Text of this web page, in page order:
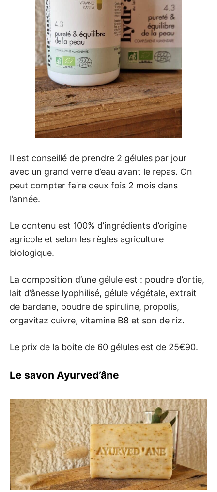
Il est conseillé de prendre 2 gélules par jour
avec un grand verre d’eau avant le repas. On
peut compter faire deux fois 2 mois dans
l’année.
Le contenu est 100% d’ingrédients d’origine
agricole et selon les règles agriculture
biologique.
La composition d’une gélule est : poudre d’ortie,
lait d’ânesse lyophilisé, gélule végétale, extrait
de bardane, poudre de spiruline, propolis,
orgavitaz cuivre, vitamine B8 et son de riz.
Le prix de la boite de 60 gélules est de 25€90.
Le savon Ayurved’âne